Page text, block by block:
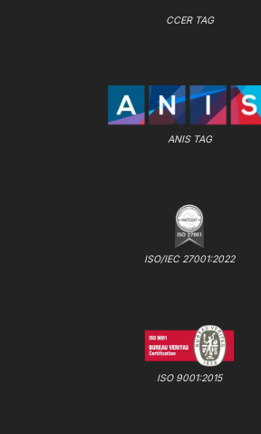
CCER TAG
ANIS TAG
ISO/IEC 27001:2022
ISO 9001:2015